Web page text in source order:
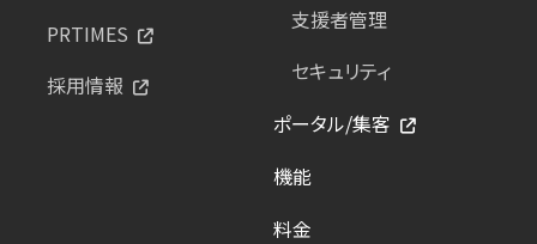
PRTIMES
採用情報
支援者管理
セキュリティ
ポータル/集客
機能
料金